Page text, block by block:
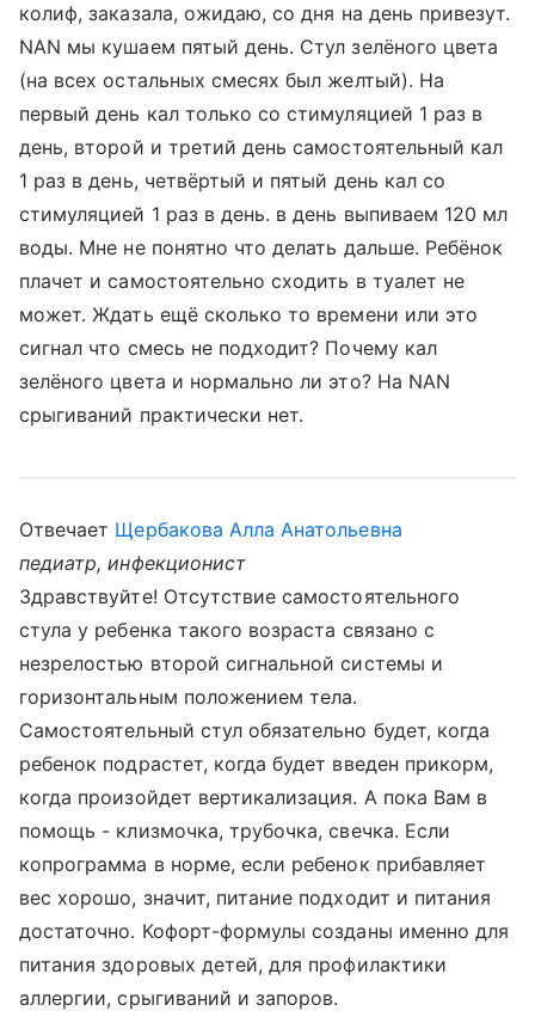
колиф, заказала, ожидаю, со дня на день привезут.
NAN мы кушаем пятый день. Стул зелёного цвета
(на всех остальных смесях был желтый). На
первый день кал только со стимуляцией 1 раз в
день, второй и третий день самостоятельный кал
1 раз в день, четвёртый и пятый день кал со
стимуляцией 1 раз в день. в день выпиваем 120 мл
воды. Мне не понятно что делать дальше. Ребёнок
плачет и самостоятельно сходить в туалет не
может. Ждать ещё сколько то времени или это
сигнал что смесь не подходит? Почему кал
зелёного цвета и нормально ли это? На NAN
срыгиваний практически нет.
Отвечает Щербакова Алла Анатольевна
педиатр, инфекционист
Здравствуйте! Отсутствие самостоятельного
стула у ребенка такого возраста связано с
незрелостью второй сигнальной системы и
горизонтальным положением тела.
Самостоятельный стул обязательно будет, когда
ребенок подрастет, когда будет введен прикорм,
когда произойдет вертикализация. А пока Вам в
помощь - клизмочка, трубочка, свечка. Если
копрограмма в норме, если ребенок прибавляет
вес хорошо, значит, питание подходит и питания
достаточно. Кофорт-формулы созданы именно для
питания здоровых детей, для профилактики
аллергии, срыгиваний и запоров.